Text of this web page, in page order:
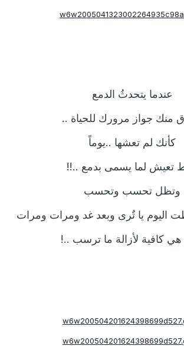
عندما يتحدثُ الدمع
منك جواز مرورك للحياة ..
كأنك لم تعشها ..يوماً
تعيش لما يسمى بدمع ..!!
وتظل تحسب وتحسب
يا تٌرى وبعد غد ومرات ومرات
كافية لأزالة ما ترسب ..!